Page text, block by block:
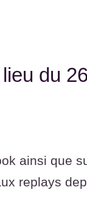
du
ainsi que
replays